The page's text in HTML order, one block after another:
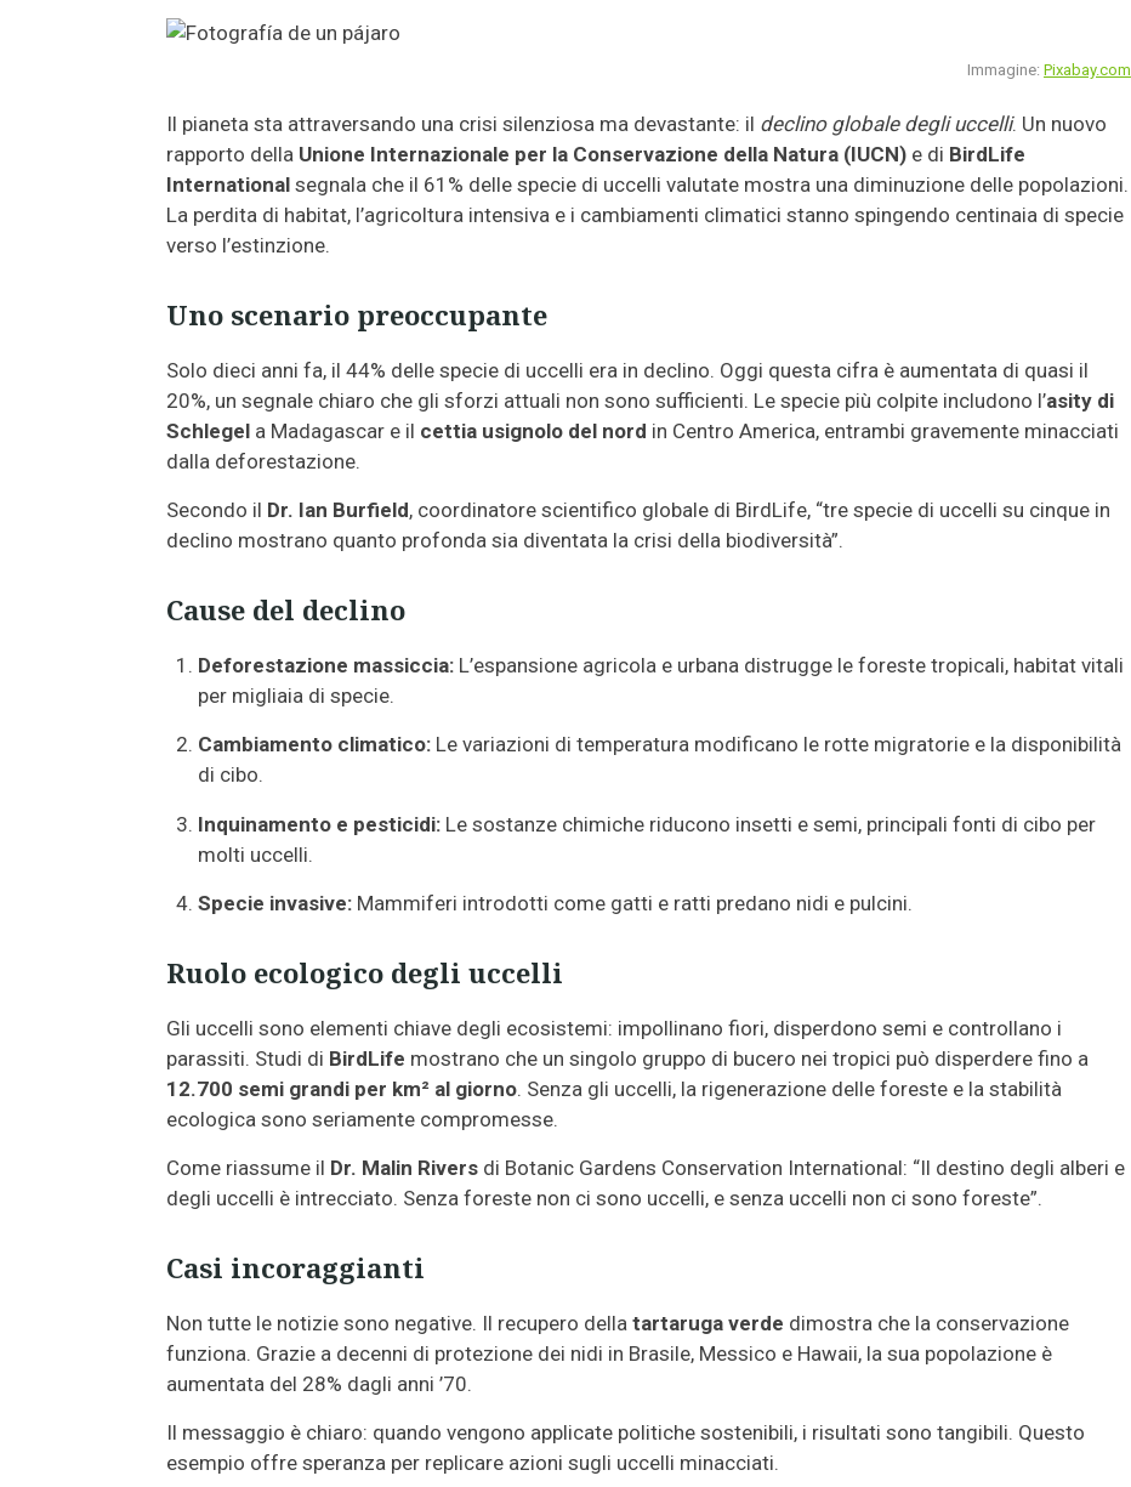
Immagine: Pixabay.com
Il pianeta sta attraversando una crisi silenziosa ma devastante: il declino globale degli uccelli. Un nuovo
rapporto della Unione Internazionale per la Conservazione della Natura (IUCN) e di BirdLife
International segnala che il 61% delle specie di uccelli valutate mostra una diminuzione delle popolazioni.
La perdita di habitat, l’agricoltura intensiva e i cambiamenti climatici stanno spingendo centinaia di specie
verso l’estinzione.
Uno scenario preoccupante
Solo dieci anni fa, il 44% delle specie di uccelli era in declino. Oggi questa cifra è aumentata di quasi il
20%, un segnale chiaro che gli sforzi attuali non sono sufficienti. Le specie più colpite includono l’asity di
Schlegel a Madagascar e il cettia usignolo del nord in Centro America, entrambi gravemente minacciati
dalla deforestazione.
Secondo il Dr. Ian Burfield, coordinatore scientifico globale di BirdLife, “tre specie di uccelli su cinque in
declino mostrano quanto profonda sia diventata la crisi della biodiversità”.
Cause del declino
Deforestazione massiccia: L’espansione agricola e urbana distrugge le foreste tropicali, habitat vitali
per migliaia di specie.
Cambiamento climatico: Le variazioni di temperatura modificano le rotte migratorie e la disponibilità
di cibo.
Inquinamento e pesticidi: Le sostanze chimiche riducono insetti e semi, principali fonti di cibo per
molti uccelli.
Specie invasive: Mammiferi introdotti come gatti e ratti predano nidi e pulcini.
Ruolo ecologico degli uccelli
Gli uccelli sono elementi chiave degli ecosistemi: impollinano fiori, disperdono semi e controllano i
parassiti. Studi di BirdLife mostrano che un singolo gruppo di bucero nei tropici può disperdere fino a
12.700 semi grandi per km² al giorno. Senza gli uccelli, la rigenerazione delle foreste e la stabilità
ecologica sono seriamente compromesse.
Come riassume il Dr. Malin Rivers di Botanic Gardens Conservation International: “Il destino degli alberi e
degli uccelli è intrecciato. Senza foreste non ci sono uccelli, e senza uccelli non ci sono foreste”.
Casi incoraggianti
Non tutte le notizie sono negative. Il recupero della tartaruga verde dimostra che la conservazione
funziona. Grazie a decenni di protezione dei nidi in Brasile, Messico e Hawaii, la sua popolazione è
aumentata del 28% dagli anni ’70.
Il messaggio è chiaro: quando vengono applicate politiche sostenibili, i risultati sono tangibili. Questo
esempio offre speranza per replicare azioni sugli uccelli minacciati.